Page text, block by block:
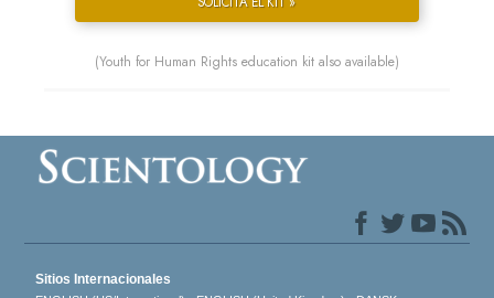
(Youth for Human Rights education kit also available)
Sitios Internacionales